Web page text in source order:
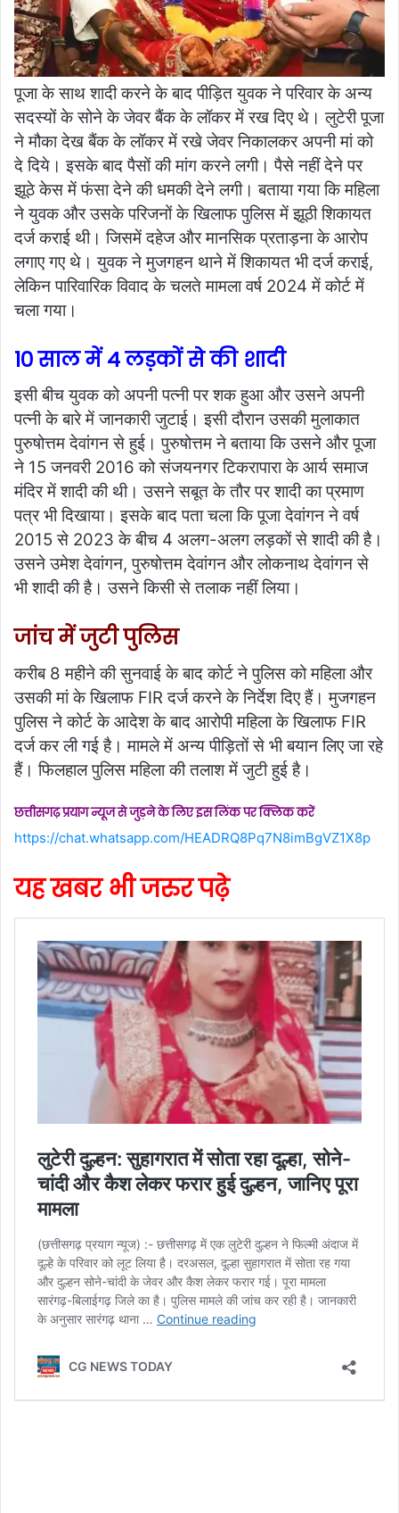
पूजा के साथ शादी करने के बाद पीड़ित युवक ने परिवार के अन्य
सदस्यों के सोने के जेवर बैंक के लॉकर में रख दिए थे। लुटेरी पूजा
ने मौका देख बैंक के लॉकर में रखे जेवर निकालकर अपनी मां को
दे दिये। इसके बाद पैसों की मांग करने लगी। पैसे नहीं देने पर
झूठे केस में फंसा देने की धमकी देने लगी। बताया गया कि महिला
ने युवक और उसके परिजनों के खिलाफ पुलिस में झूठी शिकायत
दर्ज कराई थी। जिसमें दहेज और मानसिक प्रताड़ना के आरोप
लगाए गए थे। युवक ने मुजगहन थाने में शिकायत भी दर्ज कराई,
लेकिन पारिवारिक विवाद के चलते मामला वर्ष 2024 में कोर्ट में
चला गया।
10 साल में 4 लड़कों से की शादी
इसी बीच युवक को अपनी पत्नी पर शक हुआ और उसने अपनी
पत्नी के बारे में जानकारी जुटाई। इसी दौरान उसकी मुलाकात
पुरुषोत्तम देवांगन से हुई। पुरुषोत्तम ने बताया कि उसने और पूजा
ने 15 जनवरी 2016 को संजयनगर टिकरापारा के आर्य समाज
मंदिर में शादी की थी। उसने सबूत के तौर पर शादी का प्रमाण
पत्र भी दिखाया। इसके बाद पता चला कि पूजा देवांगन ने वर्ष
2015 से 2023 के बीच 4 अलग-अलग लड़कों से शादी की है।
उसने उमेश देवांगन, पुरुषोत्तम देवांगन और लोकनाथ देवांगन से
भी शादी की है। उसने किसी से तलाक नहीं लिया।
जांच में जुटी पुलिस
करीब 8 महीने की सुनवाई के बाद कोर्ट ने पुलिस को महिला और
उसकी मां के खिलाफ FIR दर्ज करने के निर्देश दिए हैं। मुजगहन
पुलिस ने कोर्ट के आदेश के बाद आरोपी महिला के खिलाफ FIR
दर्ज कर ली गई है। मामले में अन्य पीड़ितों से भी बयान लिए जा रहे
हैं। फिलहाल पुलिस महिला की तलाश में जुटी हुई है।
छत्तीसगढ़ प्रयाग न्यूज से जुड़ने के लिए इस लिंक पर क्लिक करें
https://chat.whatsapp.com/HEADRQ8Pq7N8imBgVZ1X8p
यह खबर भी जरुर पढ़े